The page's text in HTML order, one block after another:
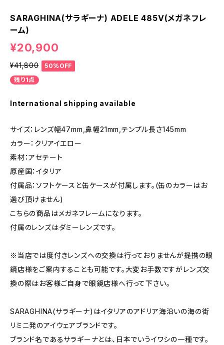
SARAGHINA(サラギーナ) ADELE 485V(メガネフレ
ーム)
¥20,900
¥41,800
50%OFF
残り1点
International shipping available
サイズ：レンズ幅47mm,鼻幅21mm,テンプル長さ145mm
カラー：クリアイエロー
素材：アセテート
原産国：イタリア
付属品：ソフトケースと缶ケースが付属します。(缶のカラーはお
選び頂けません)
こちらの商品はメガネフレームになります。
付属のレンズはダミーレンズです。
※当店では度付きレンズへの交換は行っておりませんが提携の眼
鏡店様をご案内することも可能です。大変お手数ですがレンズ交
換の際はお客様ご自身で眼鏡店様へ行って下さい。
SARAGHINA(サラギーナ)はイタリアのアドリア海沿いの海の街
リミニ発のアイウェアブランドです。
ブランド名であるサラギーナとは、日本でいうイワシの一種です。